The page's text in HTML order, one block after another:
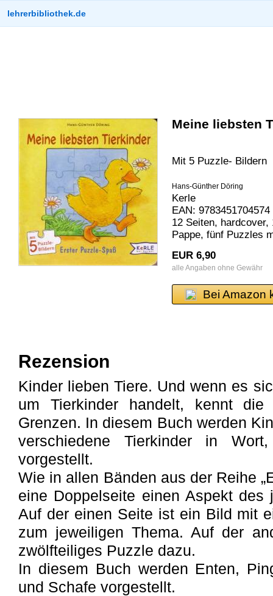
lehrerbibliothek.de
Meine liebsten
Mit 5 Puzzle- Bildern
Hans-Günther Döring
Kerle
EAN:
12 Seiten,
Pappe, fünf Puzzles
EUR 6,90
alle Angaben ohne Gewähr
Bei Amazon
Rezension
Kinder lieben Tiere. Und wenn es
um Tierkinder handelt, kennt die
Grenzen. In diesem Buch werden
verschiedene Tierkinder in
vorgestellt.
Wie in allen Bänden aus der Reihe
eine Doppelseite einen Aspekt des
Auf der einen Seite ist ein Bild mit
zum jeweiligen Thema. Auf der
zwölfteiliges Puzzle dazu.
In diesem Buch werden Enten,
und Schafe vorgestellt.